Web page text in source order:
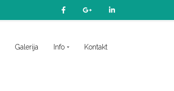
Galerija Info Kontakt